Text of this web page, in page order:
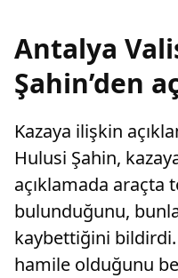
Antalya
Şahin’den
Kazaya ilişkin
Hulusi Şahin,
açıklamada araçta
bulunduğunu,
kaybettiğini
hamile olduğunu